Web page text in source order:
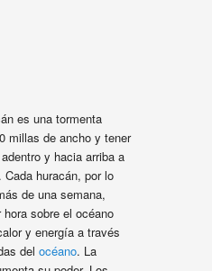
es una tormenta
millas de ancho y tener
y hacia arriba a
huracán, por lo
de una semana,
sobre el océano
y energía a través
del océano. La